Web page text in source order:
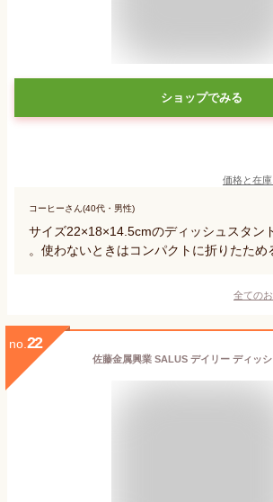
ショップでみる
価格と在庫
コーヒーさん(40代・男性)
サイズ22×18×14.5cmのディッシュスタン
。使わないときはコンパクトに折りたため
全ての
no. 22
佐藤金属興業 SALUS デイリー ディッ